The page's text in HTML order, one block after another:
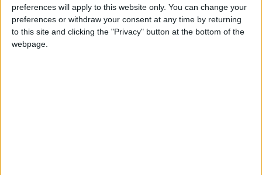
preferences will apply to this website only. You can change your
preferences or withdraw your consent at any time by returning
to this site and clicking the "Privacy" button at the bottom of the
webpage.
Nobu Ibiza Bay ofrece elmenú Omakase: un
menú degustación de siete pases
seleccionados diariamente por el chef.